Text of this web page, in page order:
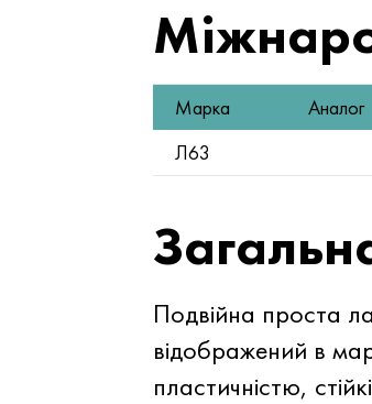
Марка Аналог
Л63
Подвійна проста
відображений в
пластичністю,